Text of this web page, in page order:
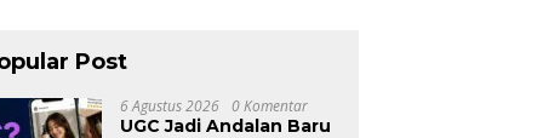
Post
6 Agustus 2026 0 Komentar
UGC Jadi Andalan Baru